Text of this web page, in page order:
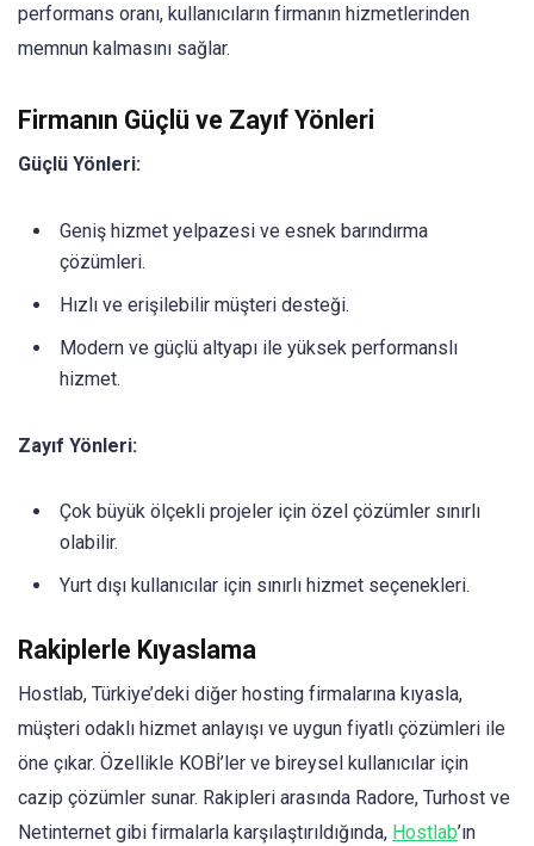
performans oranı, kullanıcıların firmanın hizmetlerinden
memnun kalmasını sağlar.
Firmanın Güçlü ve Zayıf Yönleri
Güçlü Yönleri:
Geniş hizmet yelpazesi ve esnek barındırma
çözümleri.
Hızlı ve erişilebilir müşteri desteği.
Modern ve güçlü altyapı ile yüksek performanslı
hizmet.
Zayıf Yönleri:
Çok büyük ölçekli projeler için özel çözümler sınırlı
olabilir.
Yurt dışı kullanıcılar için sınırlı hizmet seçenekleri.
Rakiplerle Kıyaslama
Hostlab, Türkiye’deki diğer hosting firmalarına kıyasla,
müşteri odaklı hizmet anlayışı ve uygun fiyatlı çözümleri ile
öne çıkar. Özellikle KOBİ’ler ve bireysel kullanıcılar için
cazip çözümler sunar. Rakipleri arasında Radore, Turhost ve
Netinternet gibi firmalarla karşılaştırıldığında, Hostlab’ın